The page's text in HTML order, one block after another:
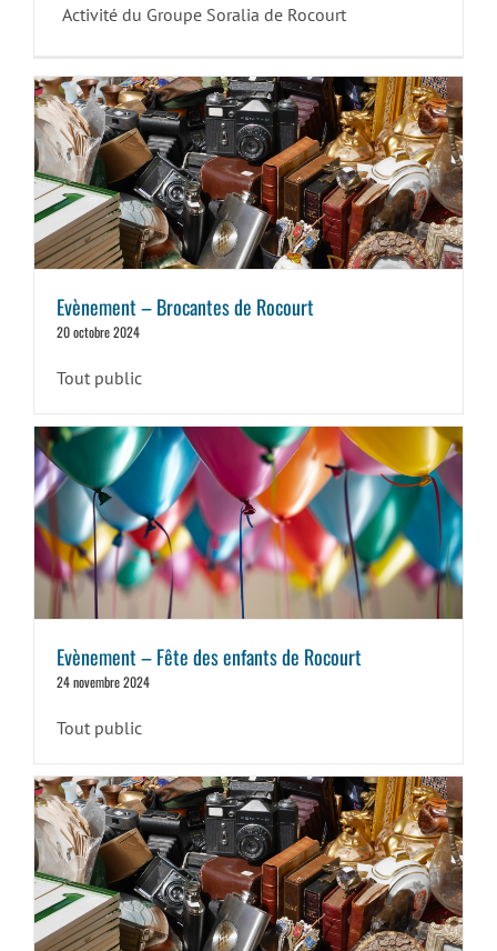
Activité du Groupe Soralia de Rocourt
Evènement – Brocantes de Rocourt
20 octobre 2024
Tout public
Evènement – Fête des enfants de Rocourt
24 novembre 2024
Tout public